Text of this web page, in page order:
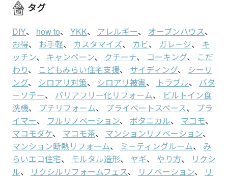
タグ
DIY、 how to、 YKK、 アレルギー、 オープンハウス、
お得、 お手軽、 カスタマイズ、 カビ、 ガレージ、
キ
ッチン、 キャンペーン、 クチーナ、 コーキング、
こだ
わり、 こどもみらい住宅支援、 サイディング、
シーリ
ング、 シロアリ対策、 シロアリ被害、 トラブル、
バタ
ーソテー、 バリアフリー化リフォーム、
ビルトイン食
洗機、 プチリフォーム、 プライベートスペース、
プラ
イマー、 フルリノベーション、 ボタニカル、 マコモ、
マコモダケ、 マコモ茶、 マンションリノベーション、
マンション断熱リフォーム、 ミーティングルーム、
み
らいエコ住宅、 モルタル造形、 ヤギ、 やり方、
リクシ
ル、 リクシルリフォームフェス、 リノベーション、
リ